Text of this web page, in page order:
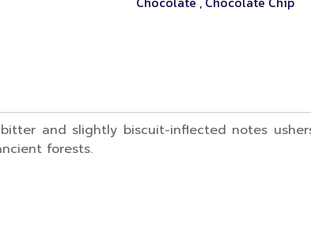
bitter and slightly biscuit-inflected notes
forests.